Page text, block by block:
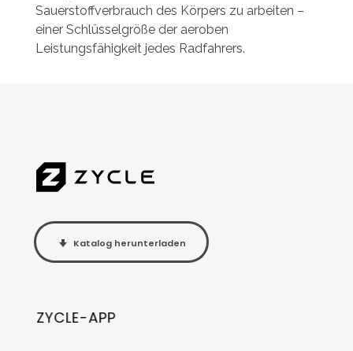
Sauerstoffverbrauch des Körpers zu arbeiten –
einer Schlüsselgröße der aeroben
Leistungsfähigkeit jedes Radfahrers.
Katalog herunterladen
ZYCLE-APP